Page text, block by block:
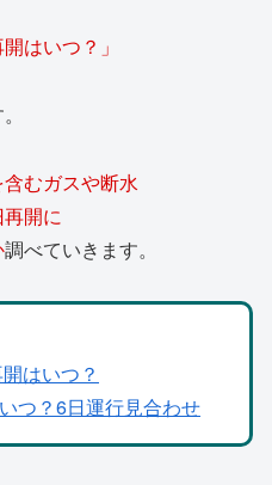
はいつ？」
むガスや断水
開に
調べていきます。
はいつ？
つ？6日運行見合わせ